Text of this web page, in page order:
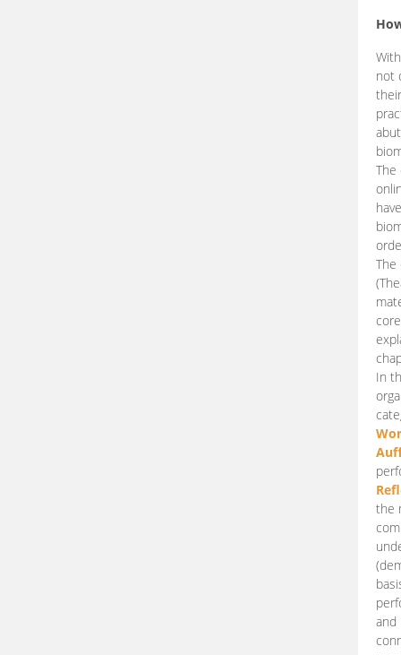
not
The
In
the
and